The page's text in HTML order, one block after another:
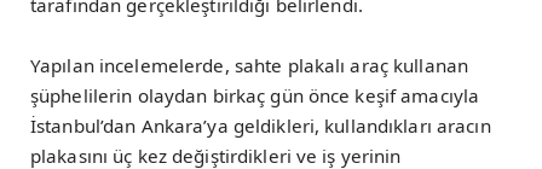
Yapılan incelemelerde, sahte plakalı araç kullanan
şüphelilerin olaydan birkaç gün önce keşif amacıyla
İstanbul’dan Ankara’ya geldikleri, kullandıkları aracın
plakasını üç kez değiştirdikleri ve iş yerinin